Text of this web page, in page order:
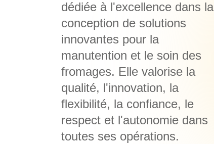
dédiée à l'excellence dans la
conception de solutions
innovantes pour la
manutention et le soin des
fromages. Elle valorise la
qualité, l'innovation, la
flexibilité, la confiance, le
respect et l'autonomie dans
toutes ses opérations.